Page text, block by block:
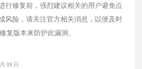
行修复前，强烈建议相关的用户避免点
风险，请关注官方相关消息，以便及时
复版本来防护此漏洞。
09 日